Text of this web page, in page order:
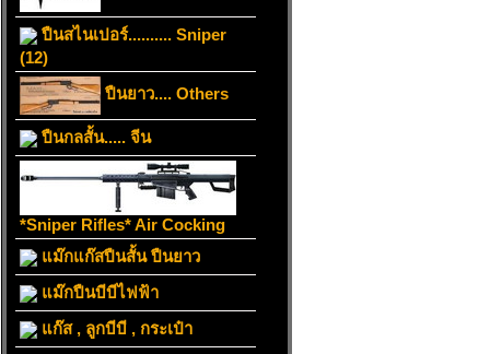
ปืนสไนเปอร์.......... Sniper
(12)
ปืนยาว.... Others
ปืนกลสั้น..... จีน
*Sniper Rifles* Air Cocking
แม๊กแก๊สปืนสั้น ปืนยาว
แม๊กปืนบีบีไฟฟ้า
แก๊ส , ลูกบีบี , กระเป๋า